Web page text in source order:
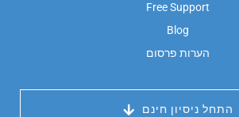
Free Support
Blog
הערות פרסום
התחל ניסיון חינם